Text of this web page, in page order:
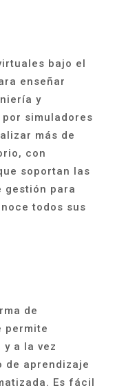
bajo el
enseñar
y
simuladores
más de
con
soportan las
gestión para
todos sus
de
permite
a la vez
de aprendizaje
Es fácil